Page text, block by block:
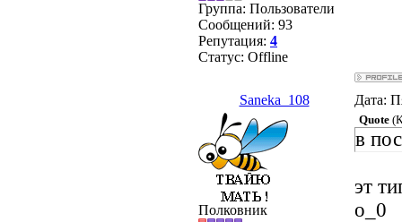
Группа: Пользователи
Сообщений: 93
Репутация: 4
Статус: Offline
Saneka_108 Дата:
Полковник
Quote (
в
эт
о_0